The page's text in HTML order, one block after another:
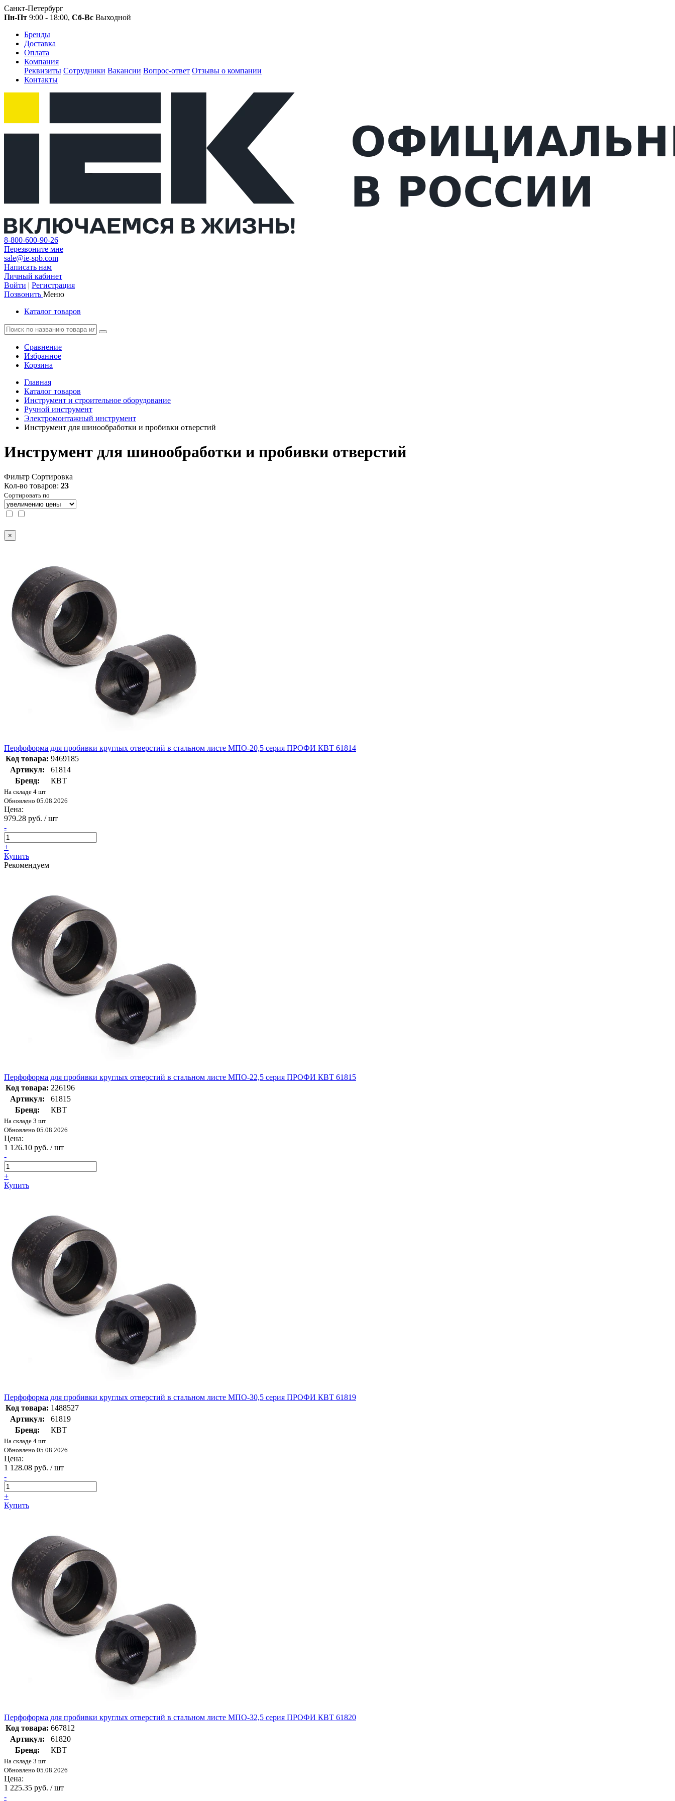
Санкт-Петербург
Пн-Пт 9:00 - 18:00, Сб-Вс Выходной
Бренды
Доставка
Оплата
Компания
Реквизиты Сотрудники Вакансии Вопрос-ответ Отзывы о компании
Контакты
8-800-600-90-26
Перезвоните мне
sale@ie-spb.com
Написать нам
Личный кабинет
Войти | Регистрация
Позвонить Меню
Каталог товаров
Сравнение
Избранное
Корзина
Главная
Каталог товаров
Инструмент и строительное оборудование
Ручной инструмент
Электромонтажный инструмент
Инструмент для шинообработки и пробивки отверстий
Инструмент для шинообработки и пробивки отверстий
Фильтр Сортировка
Кол-во товаров: 23
Сортировать по
×
Перфоформа для пробивки круглых отверстий в стальном листе МПО-20,5 серия ПРОФИ КВТ 61814
Код товара: 9469185
Артикул:
61814
Бренд:
КВТ
На складе 4 шт
Обновлено 05.08.2026
Цена:
979.28 руб. / шт
-
+
Купить
Рекомендуем
Перфоформа для пробивки круглых отверстий в стальном листе МПО-22,5 серия ПРОФИ КВТ 61815
Код товара: 226196
Артикул:
61815
Бренд:
КВТ
На складе 3 шт
Обновлено 05.08.2026
Цена:
1 126.10 руб. / шт
-
+
Купить
Перфоформа для пробивки круглых отверстий в стальном листе МПО-30,5 серия ПРОФИ КВТ 61819
Код товара: 1488527
Артикул:
61819
Бренд:
КВТ
На складе 4 шт
Обновлено 05.08.2026
Цена:
1 128.08 руб. / шт
-
+
Купить
Перфоформа для пробивки круглых отверстий в стальном листе МПО-32,5 серия ПРОФИ КВТ 61820
Код товара: 667812
Артикул:
61820
Бренд:
КВТ
На складе 3 шт
Обновлено 05.08.2026
Цена:
1 225.35 руб. / шт
-